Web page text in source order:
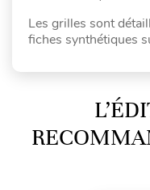
Les grilles sont
fiches synthétiques